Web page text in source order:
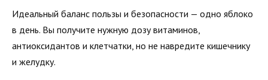
Идеальный баланс пользы и безопасности — одно яблоко
в день. Вы получите нужную дозу витаминов,
антиоксидантов и клетчатки, но не навредите кишечнику
и желудку.